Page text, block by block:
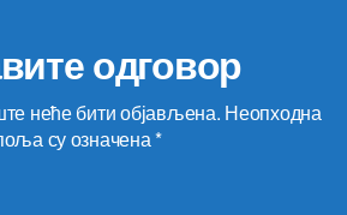
одговор
неће бити објављена. Неопходна
су означена*